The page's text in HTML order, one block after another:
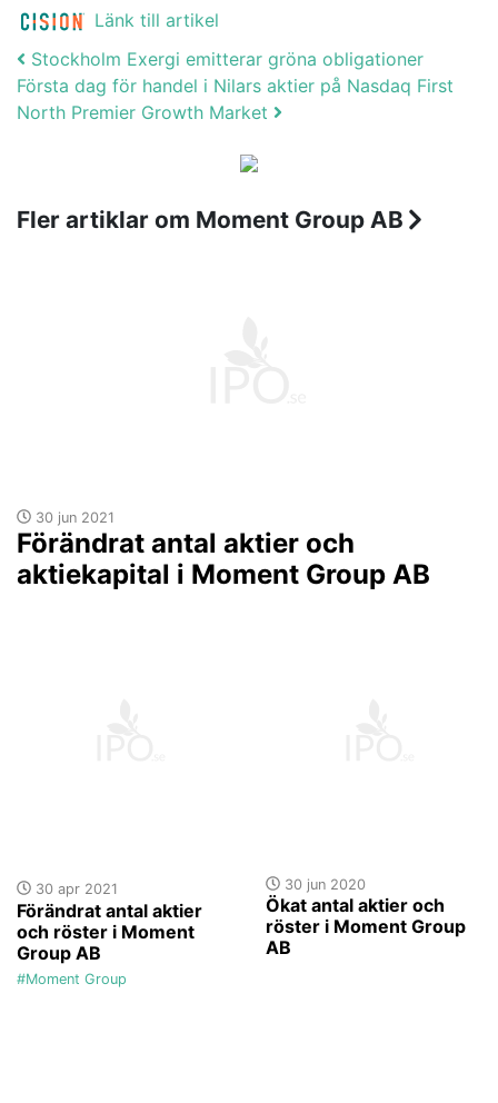
Länk till artikel
Post navigation
Stockholm Exergi emitterar gröna obligationer
Första dag för handel i Nilars aktier på Nasdaq First
North Premier Growth Market
Fler artiklar om Moment Group AB
30 jun 2021
Förändrat antal aktier och
aktiekapital i Moment Group AB
30 apr 2021
Förändrat antal aktier
och röster i Moment
Group AB
#Moment Group
30 jun 2020
Ökat antal aktier och
röster i Moment Group
AB